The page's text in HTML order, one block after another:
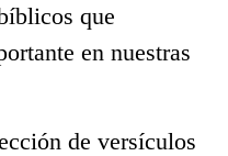
que
en nuestras
de versículos